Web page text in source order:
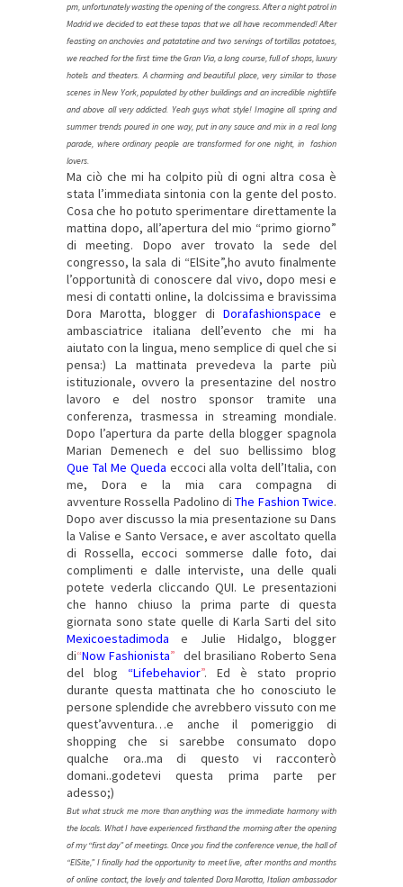
pm, unfortunately wasting the opening of the congress. After a night patrol in
Madrid we decided to eat these tapas that we all have recommended! After
feasting on anchovies and patatatine and two servings of tortillas potatoes,
we reached for the first time the Gran Via, a long course, full of shops, luxury
hotels and theaters. A charming and beautiful place, very similar to those
scenes in New York, populated by other buildings and an incredible nightlife
and above all very addicted. Yeah guys what style! Imagine all spring and
summer trends poured in one way, put in any sauce and mix in a real long
parade, where ordinary people are transformed for one night, in fashion
lovers.
Ma ciò che mi ha colpito più di ogni altra cosa è
stata l’immediata sintonia con la gente del posto.
Cosa che ho potuto sperimentare direttamente la
mattina dopo, all’apertura del mio “primo giorno”
di meeting. Dopo aver trovato la sede del
congresso, la sala di “ElSite”,ho avuto finalmente
l’opportunità di conoscere dal vivo, dopo mesi e
mesi di contatti online, la dolcissima e bravissima
Dora Marotta, blogger di Dorafashionspace e
ambasciatrice italiana dell’evento che mi ha
aiutato con la lingua, meno semplice di quel che si
pensa:) La mattinata prevedeva la parte più
istituzionale, ovvero la presentazine del nostro
lavoro e del nostro sponsor tramite una
conferenza, trasmessa in streaming mondiale.
Dopo l’apertura da parte della blogger spagnola
Marian Demenech e del suo bellissimo blog
Que Tal Me Queda eccoci alla volta dell’Italia, con
me, Dora e la mia cara compagna di
avventure Rossella Padolino diThe Fashion Twice.
Dopo aver discusso la mia presentazione su Dans
la Valise e Santo Versace, e aver ascoltato quella
di Rossella, eccoci sommerse dalle foto, dai
complimenti e dalle interviste, una delle quali
potete vederla cliccando QUI. Le presentazioni
che hanno chiuso la prima parte di questa
giornata sono state quelle di Karla Sarti del sito
Mexicoestadimoda e Julie Hidalgo, blogger
di“Now Fashionista” del brasiliano Roberto Sena
del blog “Lifebehavior”. Ed è stato proprio
durante questa mattinata che ho conosciuto le
persone splendide che avrebbero vissuto con me
quest’avventura…e anche il pomeriggio di
shopping che si sarebbe consumato dopo
qualche ora..ma di questo vi racconterò
domani..godetevi questa prima parte per
adesso;)
But what struck me more than anything was the immediate harmony with
the locals. What I have experienced firsthand the morning after the opening
of my “first day” of meetings. Once you find the conference venue, the hall of
“ElSite,” I finally had the opportunity to meet live, after months and months
of online contact, the lovely and talented Dora Marotta, Italian ambassador